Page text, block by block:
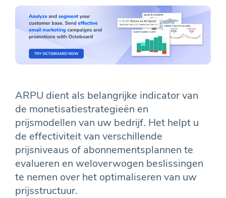
ARPU dient als belangrijke indicator van
de monetisatiestrategieën en
prijsmodellen van uw bedrijf. Het helpt u
de effectiviteit van verschillende
prijsniveaus of abonnementsplannen te
evalueren en weloverwogen beslissingen
te nemen over het optimaliseren van uw
prijsstructuur.